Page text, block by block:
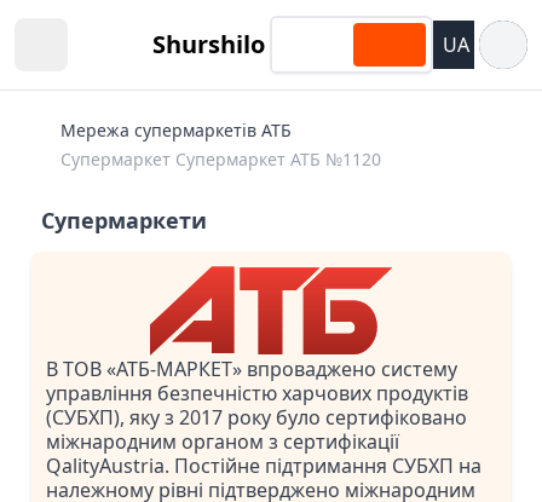
Shurshilo UA
Мережа супермаркетів АТБ
Супермаркет Супермаркет АТБ №1120
Супермаркети
В ТОВ «АТБ-МАРКЕТ» впроваджено систему
управління безпечністю харчових продуктів
(СУБХП), яку з 2017 року було сертифіковано
міжнародним органом з сертифікації
QalityAustria. Постійне підтримання СУБХП на
належному рівні підтверджено міжнародним